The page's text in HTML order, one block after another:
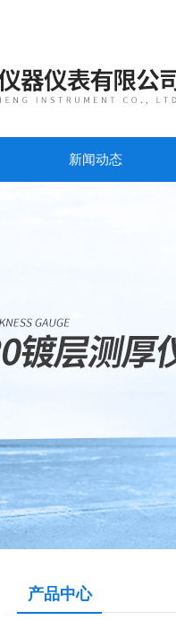
新闻动态
产品中心